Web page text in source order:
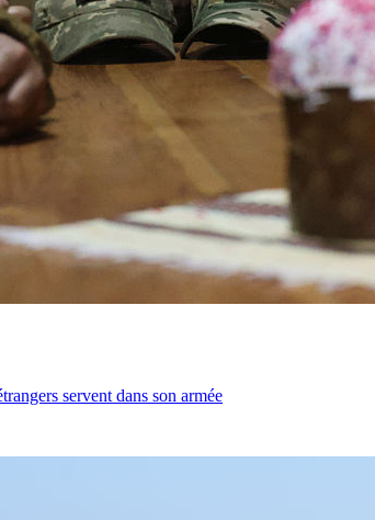
servent dans son armée